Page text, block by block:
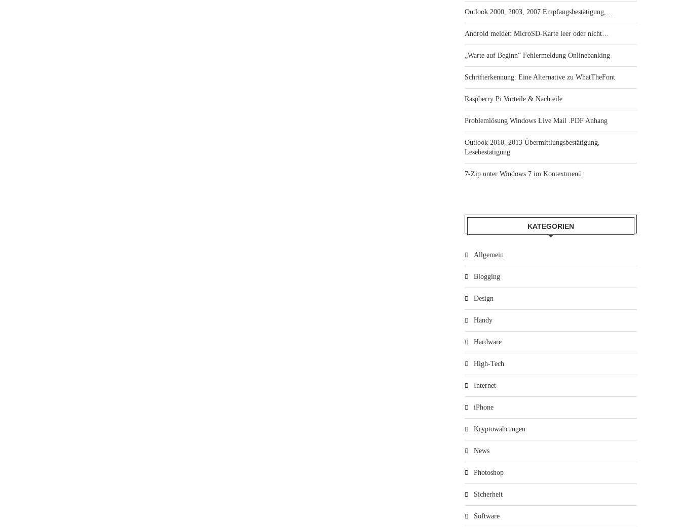
Outlook 2000, 2003, 2007 Empfangsbestätigung,…
Android meldet: MicroSD-Karte leer oder nicht…
„Warte auf Beginn“ Fehlermeldung Onlinebanking
Schrifterkennung: Eine Alternative zu WhatTheFont
Raspberry Pi Vorteile & Nachteile
Problemlösung Windows Live Mail .PDF Anhang
Outlook 2010, 2013 Übermittlungsbestätigung,
Lesebestätigung
7-Zip unter Windows 7 im Kontextmenü
KATEGORIEN
Allgemein
Blogging
Design
Handy
Hardware
High-Tech
Internet
iPhone
Kryptowährungen
News
Photoshop
Sicherheit
Software